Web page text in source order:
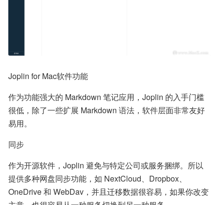
Joplin for Mac软件功能
作为功能强大的 Markdown 笔记应用，Joplin 的入手门槛
很低，除了一些扩展 Markdown 语法，软件层面非常友好
易用。
同步
作为开源软件，Joplin 避免与特定公司或服务捆绑。所以
提供多种网盘同步功能，如 NextCloud、Dropbox、
OneDrive 和 WebDav，并且迁移数据很容易，如果你改变